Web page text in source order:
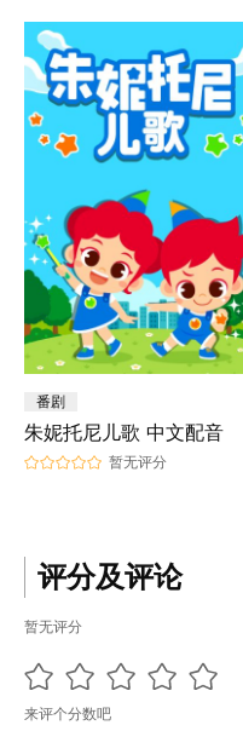
番剧
朱妮托尼儿歌 中文配音
暂无评分
评分及评论
暂无评分
来评个分数吧